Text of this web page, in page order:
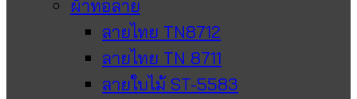
ผ้าทอลาย
ลายไทย TN8712
ลายไทย TN 8711
ลายใบไม้ ST-5583